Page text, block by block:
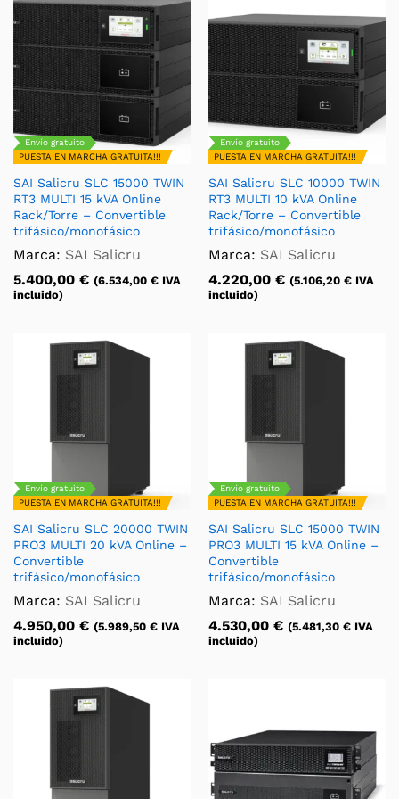
Envío gratuito
PUESTA EN MARCHA GRATUITA!!!
SAI Salicru SLC 15000 TWIN
RT3 MULTI 15 kVA Online
Rack/Torre – Convertible
trifásico/monofásico
Marca: SAI Salicru
5.400,00 € (6.534,00 € IVA
incluido)
Envío gratuito
PUESTA EN MARCHA GRATUITA!!!
SAI Salicru SLC 10000 TWIN
RT3 MULTI 10 kVA Online
Rack/Torre – Convertible
trifásico/monofásico
Marca: SAI Salicru
4.220,00 € (5.106,20 € IVA
incluido)
Envío gratuito
PUESTA EN MARCHA GRATUITA!!!
SAI Salicru SLC 20000 TWIN
PRO3 MULTI 20 kVA Online –
Convertible
trifásico/monofásico
Marca: SAI Salicru
4.950,00 € (5.989,50 € IVA
incluido)
Envío gratuito
PUESTA EN MARCHA GRATUITA!!!
SAI Salicru SLC 15000 TWIN
PRO3 MULTI 15 kVA Online –
Convertible
trifásico/monofásico
Marca: SAI Salicru
4.530,00 € (5.481,30 € IVA
incluido)